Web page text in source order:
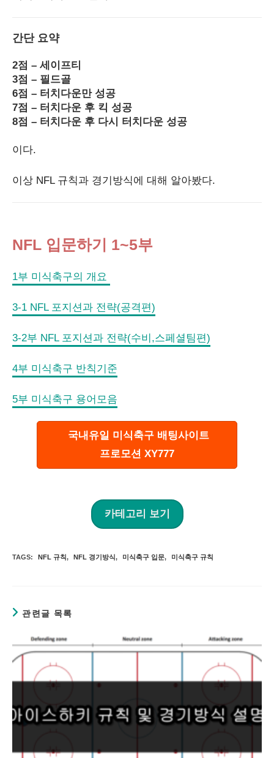
간단 요약
2점 – 세이프티
3점 – 필드골
6점 – 터치다운만 성공
7점 – 터치다운 후 킥 성공
8점 – 터치다운 후 다시 터치다운 성공
이다.
이상 NFL 규칙과 경기방식에 대해 알아봤다.
NFL 입문하기 1~5부
1부 미식축구의 개요
3-1 NFL 포지션과 전략(공격편)
3-2부 NFL 포지션과 전략(수비,스페셜팀편)
4부 미식축구 반칙기준
5부 미식축구 용어모음
국내유일 미식축구 배팅사이트
프로모션 XY777
카테고리 보기
TAGS: NFL 규칙, NFL 경기방식, 미식축구 입문, 미식축구 규칙
관련글 목록